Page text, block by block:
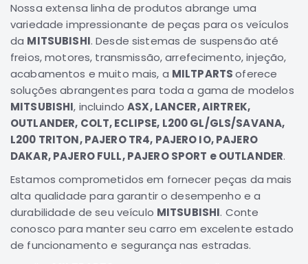
SPORT
Motor
Suspensão
Correias
Filtros
Transmissão
Elétrica
Acessórios
Pajero
Motor
Suspensão
Freio
Nossa extensa linha de produtos abrange uma
variedade impressionante de peças para os veículos
da MITSUBISHI. Desde sistemas de suspensão até
freios, motores, transmissão, arrefecimento, injeção,
acabamentos e muito mais, a MILTPARTSoferece
soluções abrangentes para toda a gama de modelos
MITSUBISHI, incluindoASX, LANCER, AIRTREK,
OUTLANDER, COLT, ECLIPSE, L200 GL/GLS/SAVANA,
L200 TRITON, PAJERO TR4, PAJERO IO, PAJERO
DAKAR, PAJERO FULL, PAJERO SPORT e OUTLANDER.
Estamos comprometidos em fornecer peças da mais
alta qualidade para garantir o desempenho e a
durabilidade de seu veículo MITSUBISHI. Conte
conosco para manter seu carro em excelente estado
de funcionamento e segurança nas estradas.